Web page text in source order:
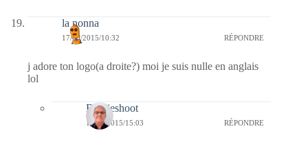
la nonna
17/03/2015/10:32 RÉPONDRE
j adore ton logo(a droite?) moi je suis nulle en anglais
lol
Bernieshoot
17/03/2015/15:03 RÉPONDRE